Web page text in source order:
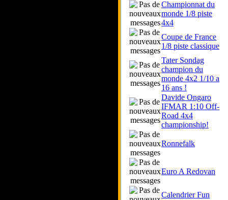
Championnat du
monde 1/8 piste
4x4
Coupe de France
1/8 piste classique
Tater Sondag
champion du
monde 4x2 1/10 a
16 ans !
Davide Ongaro
IFMAR 1:10 Off-
Road 4x4
championship!
Ronnefalk
Euro A Redovan
Calendrier Fun